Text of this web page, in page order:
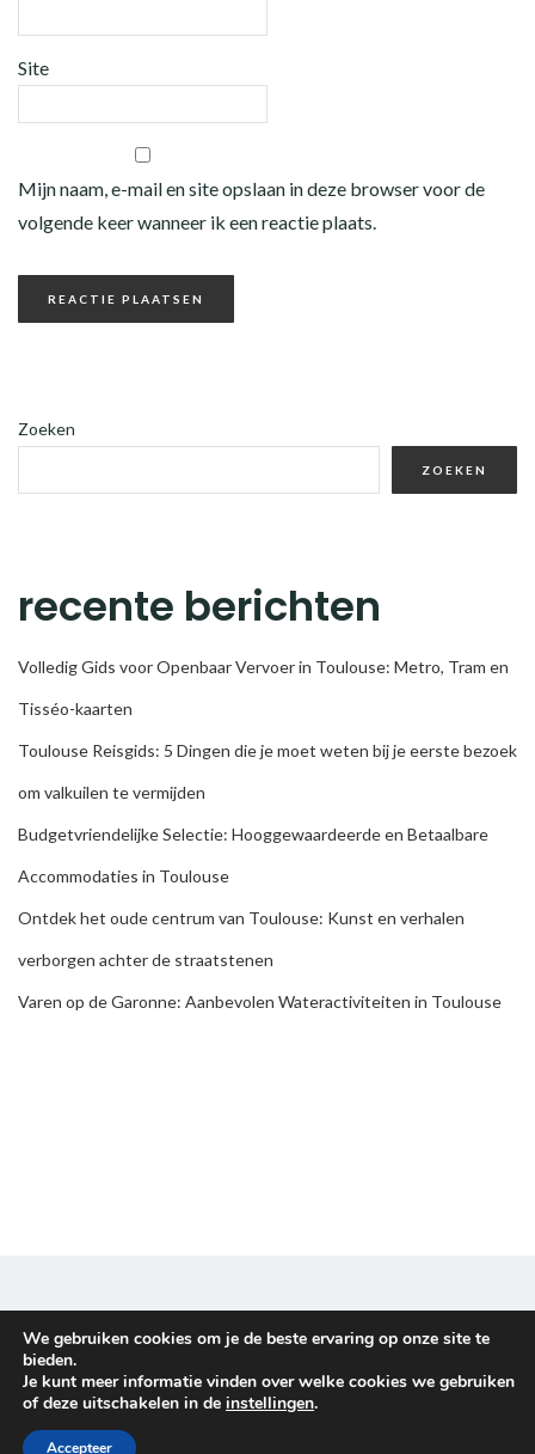
Site
Mijn naam, e-mail en site opslaan in deze browser voor de
volgende keer wanneer ik een reactie plaats.
Zoeken
ZOEKEN
recente berichten
Volledig Gids voor Openbaar Vervoer in Toulouse: Metro, Tram en
Tisséo-kaarten
Toulouse Reisgids: 5 Dingen die je moet weten bij je eerste bezoek
om valkuilen te vermijden
Budgetvriendelijke Selectie: Hooggewaardeerde en Betaalbare
Accommodaties in Toulouse
Ontdek het oude centrum van Toulouse: Kunst en verhalen
verborgen achter de straatstenen
Varen op de Garonne: Aanbevolen Wateractiviteiten in Toulouse
Disclaimer & Privacy policy
Copyright © 2026Familieuitje. All rights reserved.
Proudly powered by
We gebruiken cookies om je de beste ervaring op onze site te
bieden.
Je kunt meer informatie vinden over welke cookies we gebruiken
of deze uitschakelen in de instellingen.
Accepteer